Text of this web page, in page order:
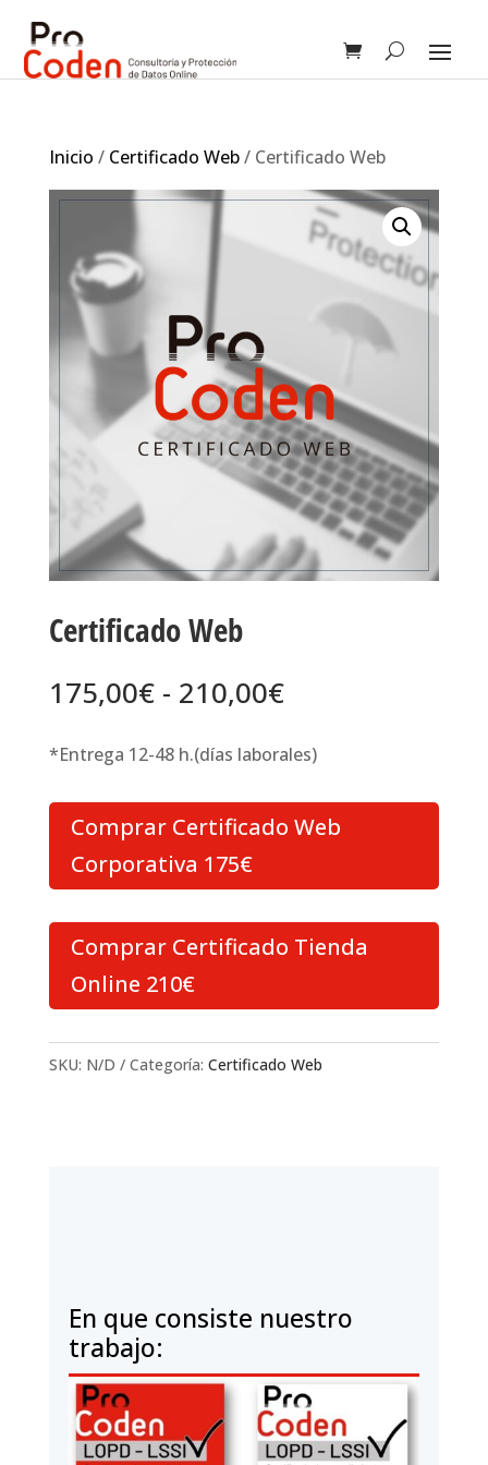
Inicio / Certificado Web/ Certificado Web
Certificado Web
175,00€ - 210,00€Rango
precios:
175,00€
hasta
*Entrega 12-48 h.(días laborales)
Comprar Certificado Web
Corporativa 175€
Comprar Certificado Tienda
Online 210€
SKU: N/D Categoría: Certificado Web
En que consiste nuestro
trabajo: